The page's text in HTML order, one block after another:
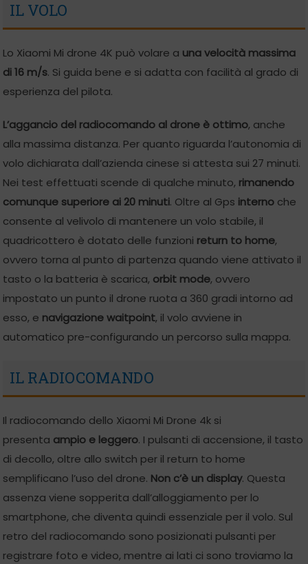
IL VOLO
Lo Xiaomi Mi drone 4K può volare a una velocità massima
di 16 m/s. Si guida bene e si adatta con facilità al grado di
esperienza del pilota.
L’aggancio del radiocomando al drone è ottimo, anche
alla massima distanza. Per quanto riguarda l’autonomia di
volo dichiarata dall’azienda cinese si attesta sui 27 minuti.
Nei test effettuati scende di qualche minuto, rimanendo
comunque superiore ai 20 minuti. Oltre al Gps interno che
consente al velivolo di mantenere un volo stabile, il
quadricottero è dotato delle funzioni return to home,
ovvero torna al punto di partenza quando viene attivato il
tasto o la batteria è scarica, orbit mode, ovvero
impostato un punto il drone ruota a 360 gradi intorno ad
esso, e navigazione waitpoint, il volo avviene in
automatico pre-configurando un percorso sulla mappa.
IL RADIOCOMANDO
Il radiocomando dello Xiaomi Mi Drone 4k si
presenta ampio e leggero. I pulsanti di accensione, il tasto
di decollo, oltre allo switch per il return to home
semplificano l’uso del drone. Non c’è un display. Questa
assenza viene sopperita dall’alloggiamento per lo
smartphone, che diventa quindi essenziale per il volo. Sul
retro del radiocomando sono posizionati pulsanti per
registrare foto e video, mentre ai lati ci sono troviamo la